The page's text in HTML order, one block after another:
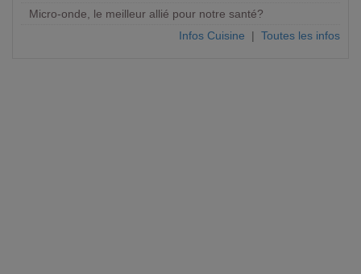
Micro-onde, le meilleur allié pour notre santé?
Infos Cuisine | Toutes les infos